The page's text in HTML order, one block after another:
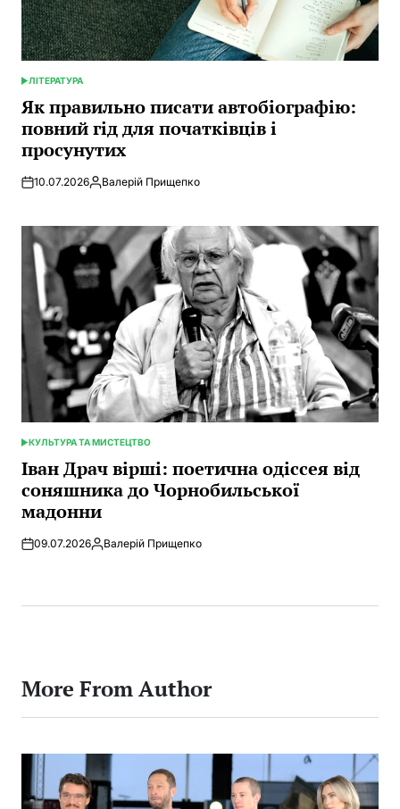
POSTED
IN
ЛІТЕРАТУРА
Як правильно писати автобіографію:
повний гід для початківців і
просунутих
10.07.2026Posted
Валерій Прищепко
POSTED
IN
КУЛЬТУРА ТА МИСТЕЦТВО
Іван Драч вірші: поетична одіссея від
соняшника до Чорнобильської
мадонни
09.07.2026Posted
Валерій Прищепко
More From Author